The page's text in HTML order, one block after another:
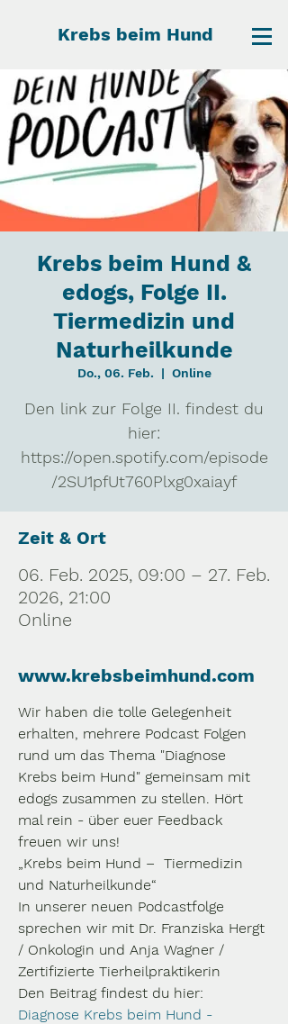
Krebs beim Hund
Krebs beim Hund &
edogs, Folge II.
Tiermedizin und
Naturheilkunde
Do., 06. Feb.
  |
Online
Den link zur Folge II. findest du
hier:
https://open.spotify.com/episode
/2SU1pfUt760Plxg0xaiayf
Zeit & Ort
06. Feb. 2025, 09:00 – 27. Feb.
2026, 21:00
Online
www.krebsbeimhund.com
Wir haben die tolle Gelegenheit
erhalten, mehrere Podcast Folgen
rund um das Thema "Diagnose
Krebs beim Hund" gemeinsam mit
edogs zusammen zu stellen. Hört
mal rein - über euer Feedback
freuen wir uns!
„Krebs beim Hund –  Tiermedizin
und Naturheilkunde“
In unserer neuen Podcastfolge
sprechen wir mit Dr. Franziska Hergt
/ Onkologin und Anja Wagner /
Zertifizierte Tierheilpraktikerin
Den Beitrag findest du hier:
Diagnose Krebs beim Hund -